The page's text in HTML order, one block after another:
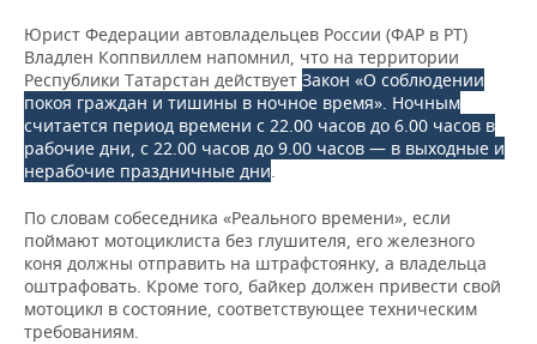
Юрист Федерации автовладельцев России (ФАР в РТ)
Владлен Коппвиллем напомнил, что на территории
Республики Татарстан действует Закон «О соблюдении
покоя граждан и тишины в ночное время». Ночным
считается период времени с 22.00 часов до 6.00 часов в
рабочие дни, с 22.00 часов до 9.00 часов — в выходные и
нерабочие праздничные дни
По словам собеседника «Реального времени», если
поймают мотоциклиста без глушителя, его железного
коня должны отправить на штрафстоянку, а владельца
оштрафовать. Кроме того, байкер должен привести свой
мотоцикл в состояние, соответствующее техническим
требованиям.